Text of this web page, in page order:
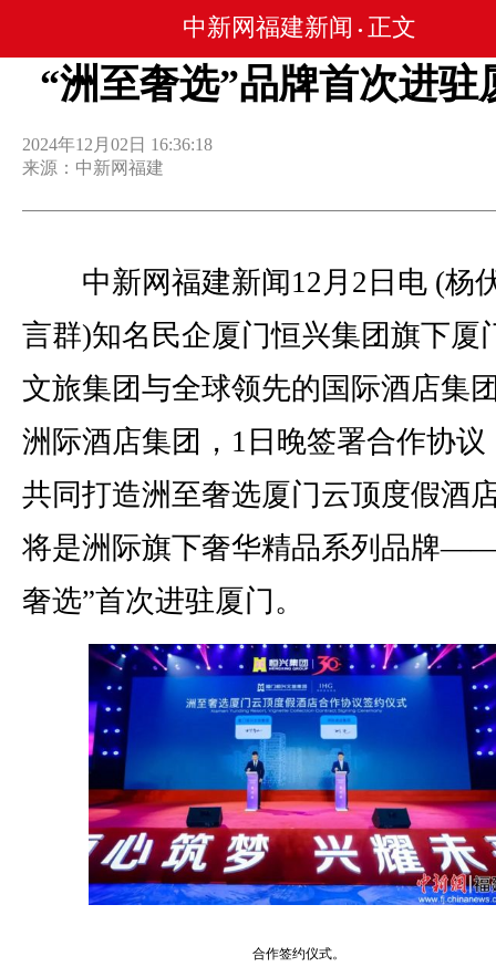
中新网福建新闻 • 正文
“洲至奢选”品牌首次进驻
2024年12月02日 16:36:18
来源：中新网福建
中新网福建新闻12月2日电 (杨
言群)知名民企厦门恒兴集团旗下厦
文旅集团与全球领先的国际酒店
洲际酒店集团，1日晚签署合作协议
共同打造洲至奢选厦门云顶度假酒
将是洲际旗下奢华精品系列品牌
奢选”首次进驻厦门。
合作签约仪式。